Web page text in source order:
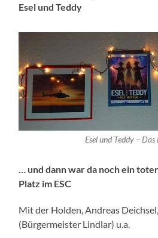
Esel und Teddy
Esel und Teddy –
… und dann war da noch ein
Platz im ESC
Mit der Holden, Andreas
(Bürgermeister Lindlar) u.a.